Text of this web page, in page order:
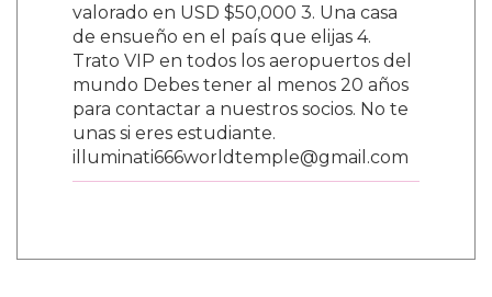
valorado en USD $50,000 3. Una casa
de ensueño en el país que elijas 4.
Trato VIP en todos los aeropuertos del
mundo Debes tener al menos 20 años
para contactar a nuestros socios. No te
unas si eres estudiante.
illuminati666worldtemple@gmail.com